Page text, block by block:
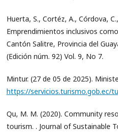
Huerta, S., Cortéz, A., Córdova,
Emprendimientos inclusivos
Cantón Salitre, Provincia del
(Edición núm. 92) Vol. 9, No 7.
Mintur. (27 de 05 de 2025).
https://servicios.turismo.gob.ec/
Qu, M. M. (2020). Community
tourism. . Journal of Sustainable